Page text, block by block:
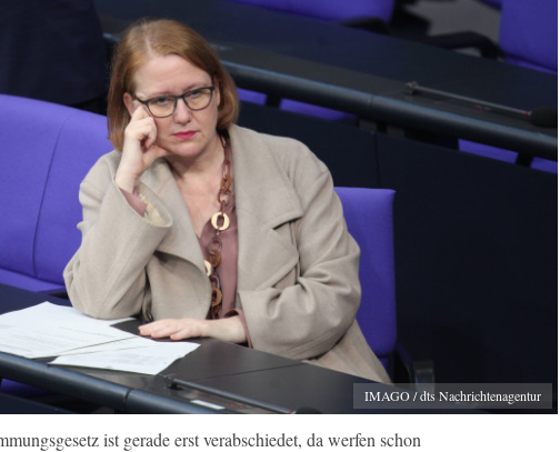
IMAGO / dts Nachrichtenagentur
ist gerade erst verabschiedet, da werfen schon